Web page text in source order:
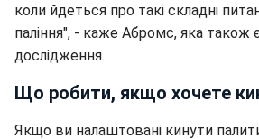
коли йдеться про такі складні
паління", - каже Абромс, яка також
дослідження.
Що робити, якщо хочете
Якщо ви налаштовані кинути